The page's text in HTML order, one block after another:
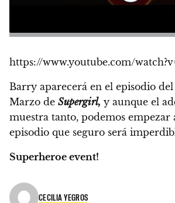
https://www.youtube.com/
Barry aparecerá en el episodio del
Marzo de Supergirl, y aunque el
muestra tanto, podemos empezar
episodio que seguro será
Superheroe event!
CECILIA YEGROS